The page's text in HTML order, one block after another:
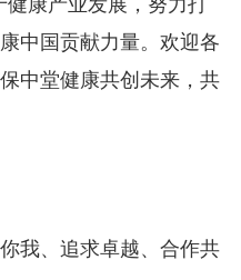
中国贡献力量。欢迎各
中堂健康共创未来，共
我、追求卓越、合作共